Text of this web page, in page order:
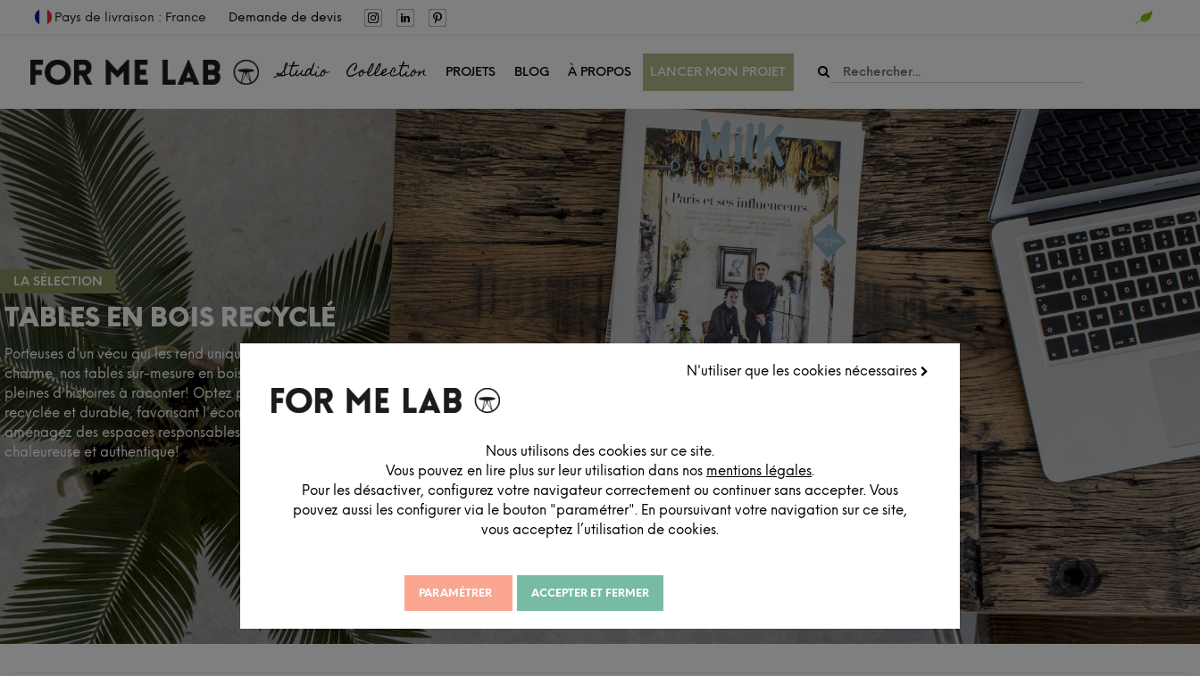
N'utiliser que les cookies nécessaires
Nous utilisons des cookies sur ce site.
Vous pouvez en lire plus sur leur utilisation dans nos mentions légales.
Pour les désactiver, configurez votre navigateur correctement ou continuer sans accepter. Vous
pouvez aussi les configurer via le bouton "paramétrer". En poursuivant votre navigation sur ce site,
vous acceptez l’utilisation de cookies.
PARAMÉTRER ACCEPTER ET FERMER
Pays de livraison : France Demande de devis
Studio Collection PROJETS BLOG À PROPOS LANCER MON PROJET
LA SÉLECTION
TABLES EN BOIS RECYCLÉ
Porteuses d'un vécu qui les rend uniques et fait tout leur
charme, nos tables sur-mesure en bois recyclé sont
pleines d'histoires à raconter! Optez pour une création
recyclée et durable, favorisant l'économie circulaire, et
aménagez des espaces responsables à l'ambiance
chaleureuse et authentique!